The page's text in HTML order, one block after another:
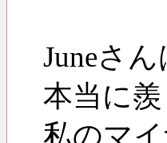
Juneさ
本当に羨
私のマ